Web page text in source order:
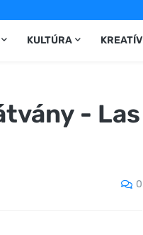
KULTÚRA KREATÍV
- Las
0